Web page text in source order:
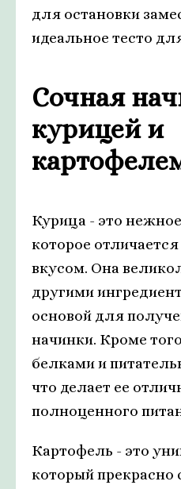
для остановки
идеальное тесто
Сочная
курицей и
Курица - это
которое
вкусом. Она
другими
основой для
начинки. Кроме
белками и
что делает ее
полноценного
Картофель - это
который прекрасно